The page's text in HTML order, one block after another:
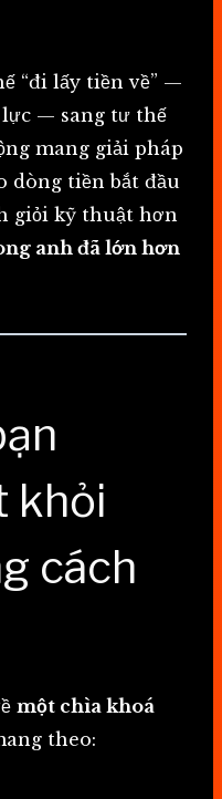
“đi lấy tiền về” —
— sang tư thế
mang giải pháp
dòng tiền bắt đầu
giỏi kỹ thuật hơn
anh đã lớn hơn
khỏi
cách
một chìa khoá
theo: